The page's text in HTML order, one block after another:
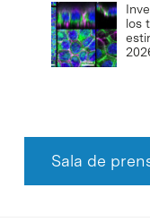
los
Sala de